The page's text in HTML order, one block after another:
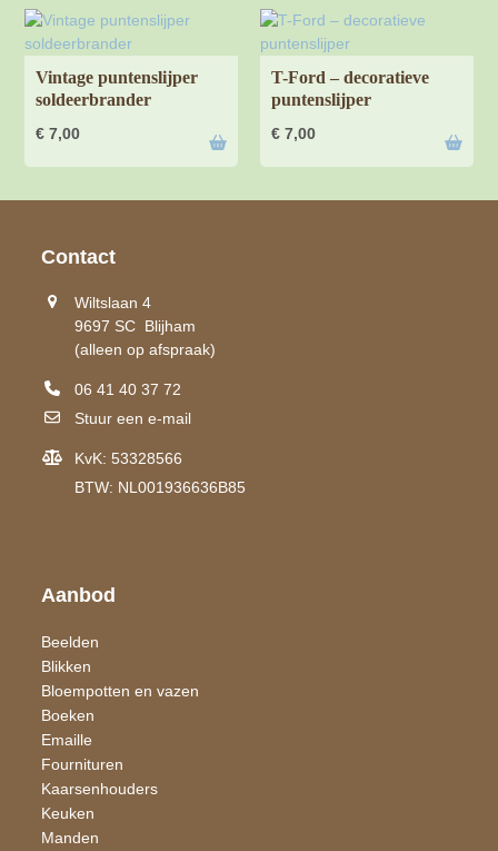
Vintage puntenslijper
soldeerbrander
€ 7,00
T-Ford – decoratieve
puntenslijper
€ 7,00
Contact
Wiltslaan 4
9697 SC Blijham
(alleen op afspraak)
06 41 40 37 72
Stuur een e-mail
KvK: 53328566
BTW: NL001936636B85
Aanbod
Beelden
Blikken
Bloempotten en vazen
Boeken
Emaille
Fournituren
Kaarsen​houders
Keuken
Manden